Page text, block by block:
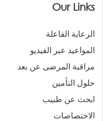
Our Links
الرعاية الفاعلة
المواعيد عبر الفيديو
مراقبة المرضى عن بعد
حلول التأمين
ابحث عن طبيب
الاختصاصات